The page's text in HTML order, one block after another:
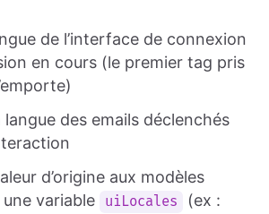
de l’interface de connexion
en cours (le premier tag pris
langue des emails déclenchés
d’origine aux modèles
une variable
uiLocales
(ex :